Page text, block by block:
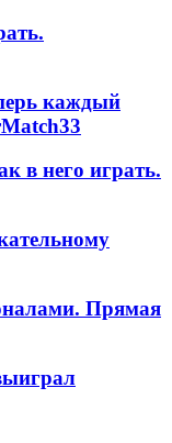
каждый
33
в него играть.
Прямая